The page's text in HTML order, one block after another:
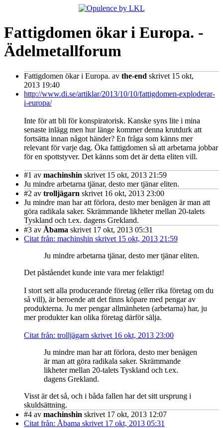
Fattigdomen ökar i Europa. -
Ädelmetallforum
Fattigdomen ökar i Europa. av the-end skrivet 15 okt,
2013 19:40
http://www.di.se/artiklar/2013/10/10/fattigdomen-exploderar-
i-europa/
Inte för att bli för konspiratorisk. Kanske syns lite i mina
senaste inlägg men hur länge kommer denna krutdurk att
fortsätta innan något händer? En fråga som känns mer
relevant för varje dag. Öka fattigdomen så att arbetarna jobbar
för en spottstyver. Det känns som det är detta eliten vill.
#1 av machinshin skrivet 15 okt, 2013 21:59
Ju mindre arbetarna tjänar, desto mer tjänar eliten.
#2 av trolljägarn skrivet 16 okt, 2013 23:00
Ju mindre man har att förlora, desto mer benägen är man att
göra radikala saker. Skrämmande likheter mellan 20-talets
Tyskland och t.ex. dagens Grekland.
#3 av Åbama skrivet 17 okt, 2013 05:31
Citat från: machinshin skrivet 15 okt, 2013 21:59
Ju mindre arbetarna tjänar, desto mer tjänar eliten.
Det påståendet kunde inte vara mer felaktigt!
I stort sett alla producerande företag (eller rika företag om du
så vill), är beroende att det finns köpare med pengar av
produkterna. Ju mer pengar allmänheten (arbetarna) har, ju
mer produkter kan olika företag därför sälja.
Citat från: trolljägarn skrivet 16 okt, 2013 23:00
Ju mindre man har att förlora, desto mer benägen
är man att göra radikala saker. Skrämmande
likheter mellan 20-talets Tyskland och t.ex.
dagens Grekland.
Visst är det så, och i båda fallen har det sitt ursprung i
skuldsättning.
#4 av machinshin skrivet 17 okt, 2013 12:07
Citat från: Åbama skrivet 17 okt, 2013 05:31